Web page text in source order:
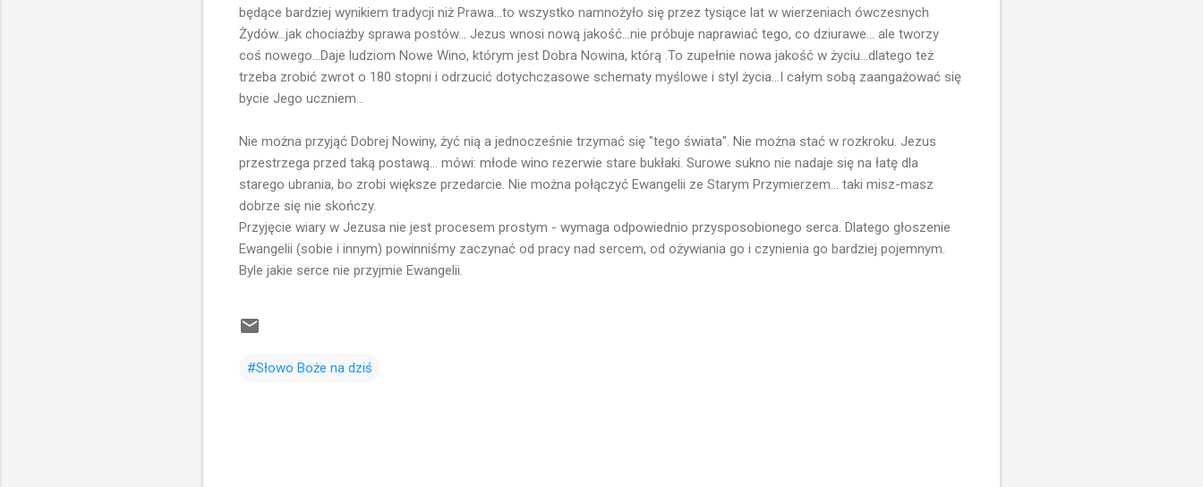
będące bardziej wynikiem tradycji niż Prawa...to wszystko namnożyło się przez tysiące lat w wierzeniach ówczesnych
Żydów...jak chociażby sprawa postów... Jezus wnosi nową jakość...nie próbuje naprawiać tego, co dziurawe... ale tworzy
coś nowego...Daje ludziom Nowe Wino, którym jest Dobra Nowina, którą .To zupełnie nowa jakość w życiu...dlatego też
trzeba zrobić zwrot o 180 stopni i odrzucić dotychczasowe schematy myślowe i styl życia...I całym sobą zaangażować się
bycie Jego uczniem...
Nie można przyjąć Dobrej Nowiny, żyć nią a jednocześnie trzymać się "tego świata". Nie można stać w rozkroku. Jezus
przestrzega przed taką postawą... mówi: młode wino rezerwie stare bukłaki. Surowe sukno nie nadaje się na łatę dla
starego ubrania, bo zrobi większe przedarcie. Nie można połączyć Ewangelii ze Starym Przymierzem... taki misz-masz
dobrze się nie skończy.
Przyjęcie wiary w Jezusa nie jest procesem prostym - wymaga odpowiednio przysposobionego serca. Dlatego głoszenie
Ewangelii (sobie i innym) powinniśmy zaczynać od pracy nad sercem, od ożywiania go i czynienia go bardziej pojemnym.
Byle jakie serce nie przyjmie Ewangelii.
#Słowo Boże na dziś